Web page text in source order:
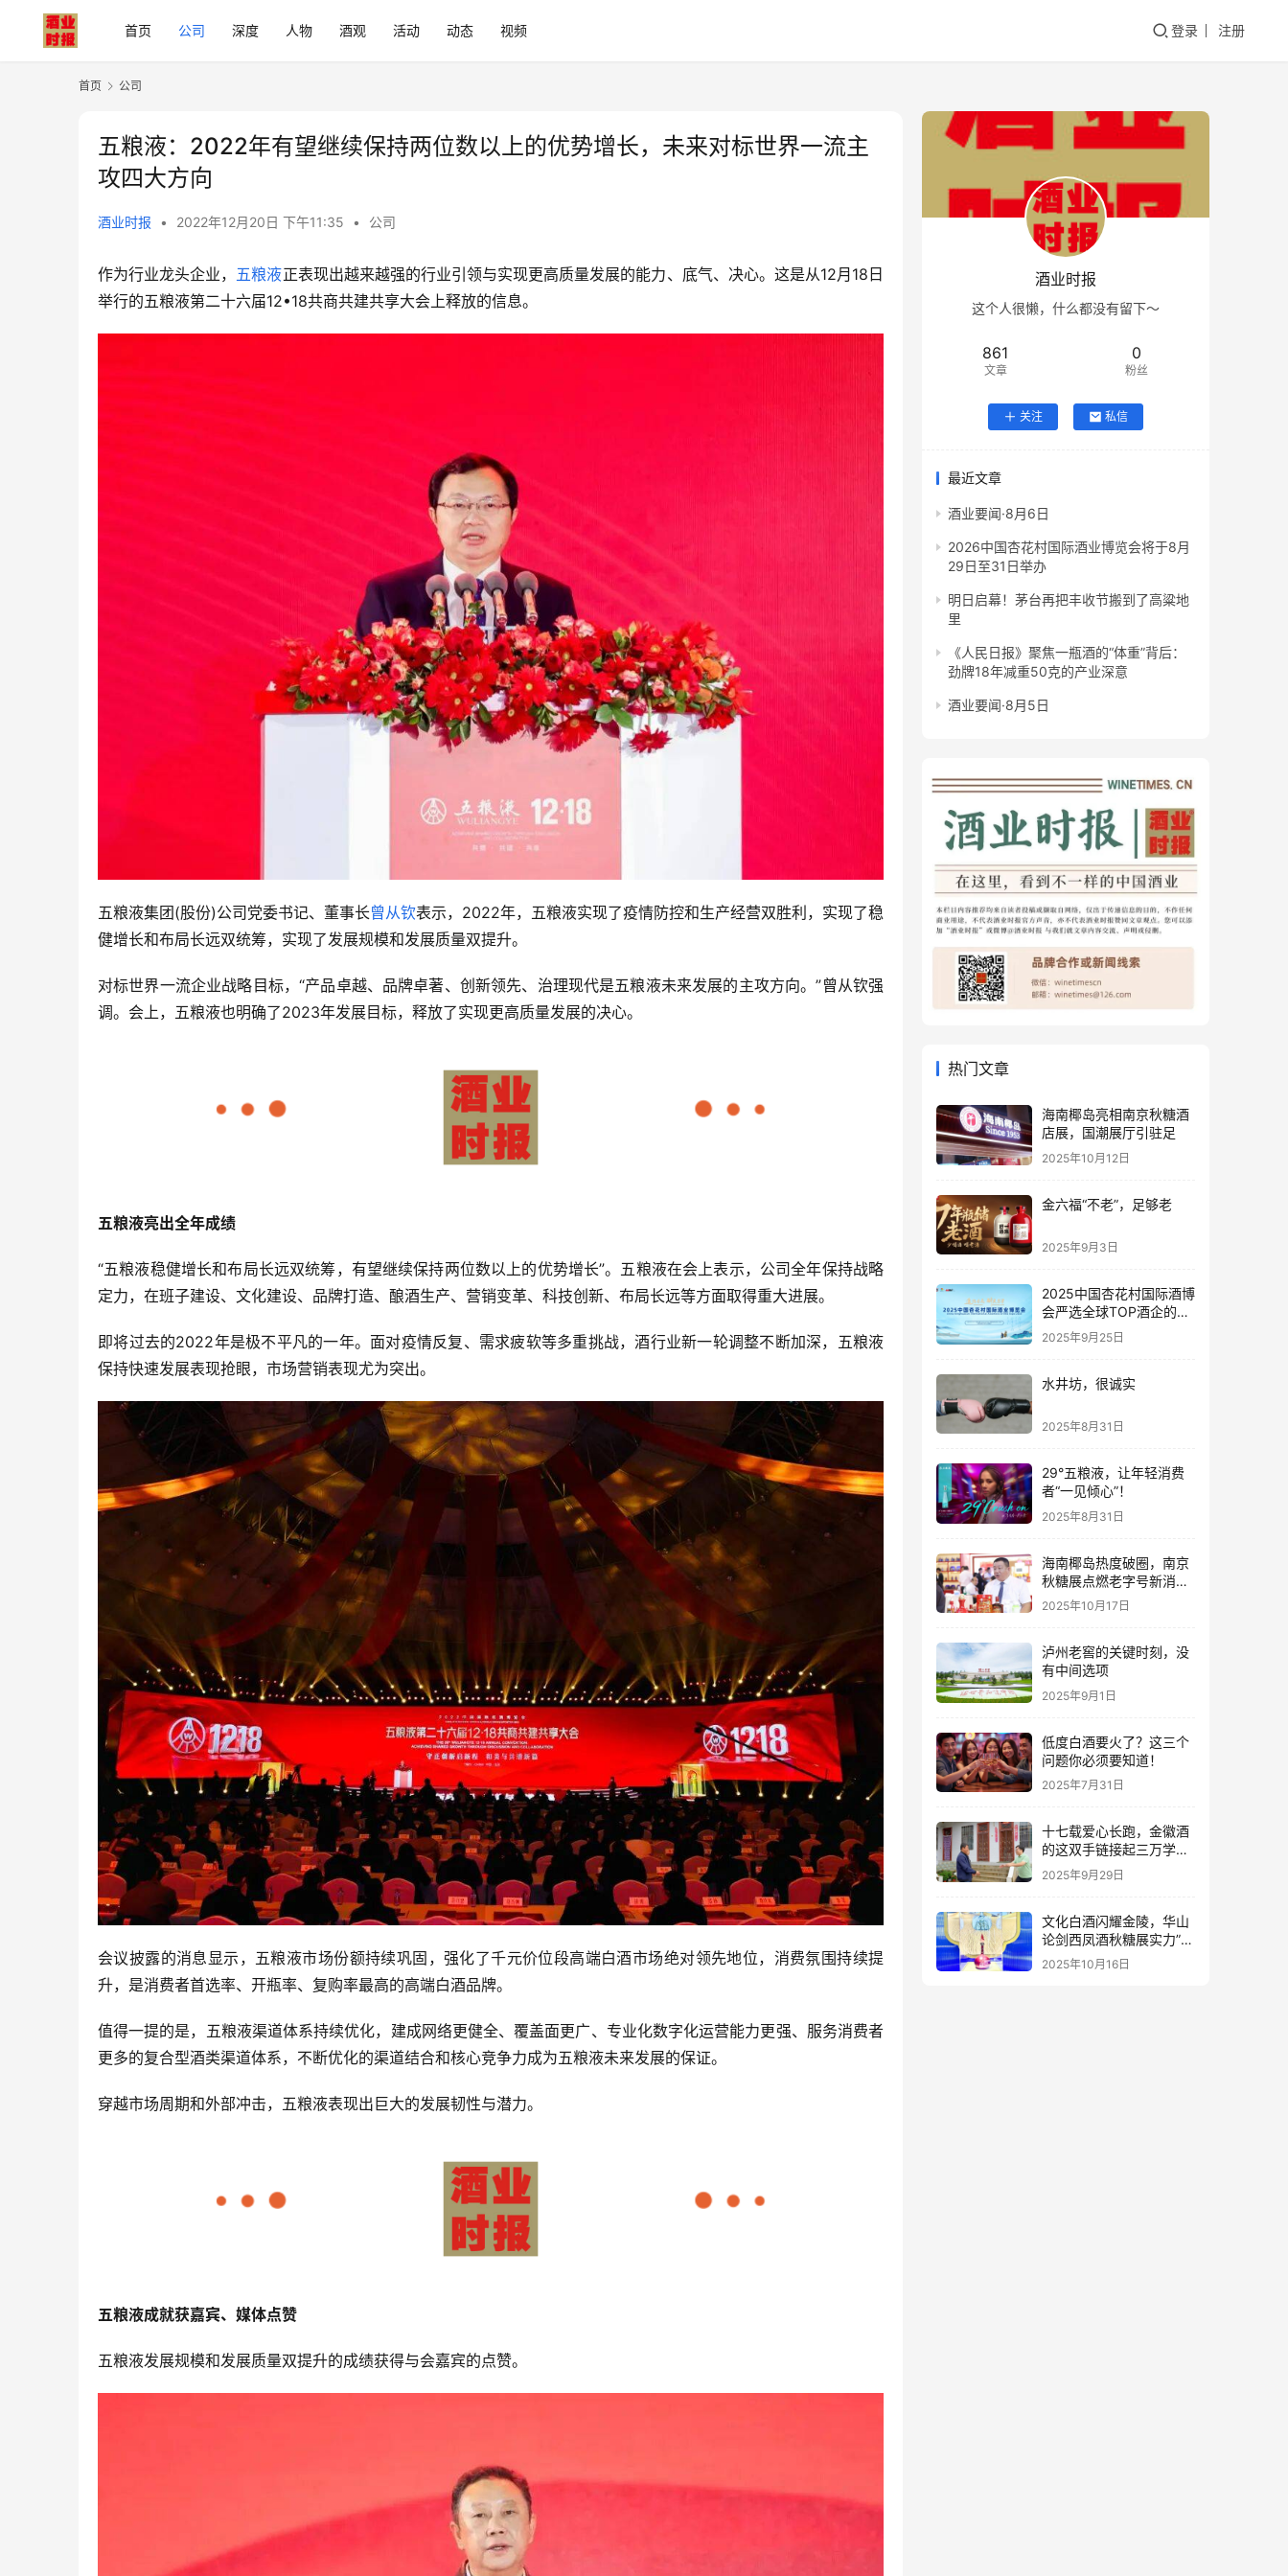
首页 公司 深度 人物 酒观 活动 动态 视频 登录 注册
首页 公司
五粮液：2022年有望继续保持两位数以上的优势增长，未来对标世界一流主
攻四大方向
酒业时报 • 2022年12月20日 下午11:35 • 公司
作为行业龙头企业， 五粮液正表现出越来越强的行业引领与实现更高质量发展的能力、底气、决心。这是从12月18日
举行的五粮液第二十六届12•18共商共建共享大会上释放的信息。
五粮液集团(股份)公司党委书记、董事长曾从钦表示，2022年，五粮液实现了疫情防控和生产经营双胜利，实现了稳
健增长和布局长远双统筹，实现了发展规模和发展质量双提升。
对标世界一流企业战略目标，“产品卓越、品牌卓著、创新领先、治理现代是五粮液未来发展的主攻方向。”曾从钦强
调。会上，五粮液也明确了2023年发展目标，释放了实现更高质量发展的决心。
五粮液亮出全年成绩
“五粮液稳健增长和布局长远双统筹，有望继续保持两位数以上的优势增长”。五粮液在会上表示，公司全年保持战略
定力，在班子建设、文化建设、品牌打造、酿酒生产、营销变革、科技创新、布局长远等方面取得重大进展。
即将过去的2022年是极不平凡的一年。面对疫情反复、需求疲软等多重挑战，酒行业新一轮调整不断加深，五粮液
保持快速发展表现抢眼，市场营销表现尤为突出。
会议披露的消息显示，五粮液市场份额持续巩固，强化了千元价位段高端白酒市场绝对领先地位，消费氛围持续提
升，是消费者首选率、开瓶率、复购率最高的高端白酒品牌。
值得一提的是，五粮液渠道体系持续优化，建成网络更健全、覆盖面更广、专业化数字化运营能力更强、服务消费者
更多的复合型酒类渠道体系，不断优化的渠道结合和核心竞争力成为五粮液未来发展的保证。
穿越市场周期和外部冲击，五粮液表现出巨大的发展韧性与潜力。
五粮液成就获嘉宾、媒体点赞
五粮液发展规模和发展质量双提升的成绩获得与会嘉宾的点赞。
酒业时报
这个人很懒，什么都没有留下～
861
文章
0
粉丝
关注 私信
最近文章
酒业要闻·8月6日
2026中国杏花村国际酒业博览会将于8月
29日至31日举办
明日启幕！茅台再把丰收节搬到了高粱地
里
《人民日报》聚焦一瓶酒的“体重”背后：
劲牌18年减重50克的产业深意
酒业要闻·8月5日
热门文章
海南椰岛亮相南京秋糖酒
店展，国潮展厅引驻足
2025年10月12日
金六福“不老”，足够老
2025年9月3日
2025中国杏花村国际酒博
会严选全球TOP酒企的底
气何在？
2025年9月25日
水井坊，很诚实
2025年8月31日
29°五粮液，让年轻消费
者“一见倾心”！
2025年8月31日
海南椰岛热度破圈，南京
秋糖展点燃老字号新消费
热潮
2025年10月17日
泸州老窖的关键时刻，没
有中间选项
2025年9月1日
低度白酒要火了？这三个
问题你必须要知道！
2025年7月31日
十七载爱心长跑，金徽酒
的这双手链接起三万学子
的人生路
2025年9月29日
文化白酒闪耀金陵，华山
论剑西凤酒秋糖展实力”出
圈”
2025年10月16日